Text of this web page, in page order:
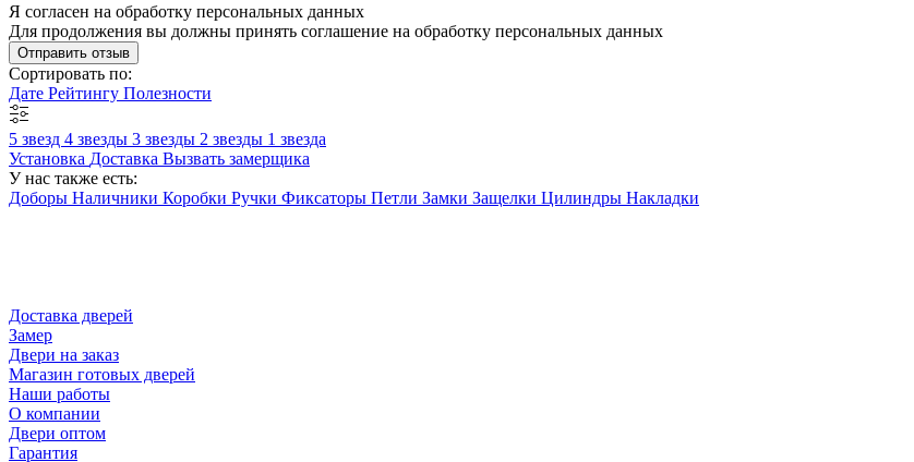
Я согласен на обработку персональных данных
Для продолжения вы должны принять соглашение на обработку персональных данных
Отправить отзыв
Сортировать по:
Дате Рейтингу Полезности
5 звезд 4 звезды 3 звезды 2 звезды 1 звезда
Установка Доставка Вызвать замерщика
У нас также есть:
Доборы Наличники Коробки Ручки Фиксаторы Петли Замки Защелки Цилиндры Накладки
Доставка дверей
Замер
Двери на заказ
Магазин готовых дверей
Наши работы
О компании
Двери оптом
Гарантия